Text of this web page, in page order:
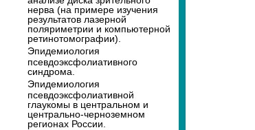
нерва (на примере изучения
результатов лазерной
поляриметрии и компьютерной
ретинотомографии).
Эпидемиология
псевдоэксфолиативного
синдрома.
Эпидемиология
псевдоэксфолиативной
глаукомы в центральном и
центрально-черноземном
регионах России.